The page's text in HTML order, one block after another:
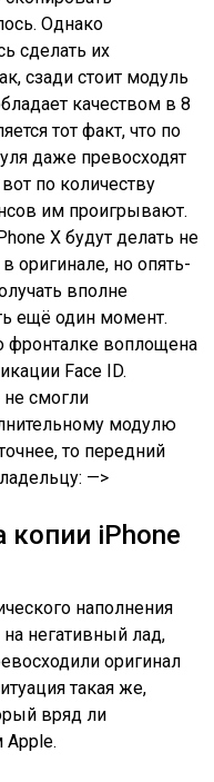
Однако
сделать их
сзади стоит модуль
качеством в 8
тот факт, что по
даже превосходят
по количеству
им проигрывают.
X будут делать не
оригинале, но опять-
вполне
ещё один момент.
фронталке воплощена
Face ID.
смогли
модулю
то передний
—>
копии iPhone
наполнения
на негативный лад,
оригинал
такая же,
вряд ли
Apple.